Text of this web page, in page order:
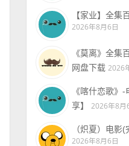
【家业】全集
2026年8月6日
《莫离》全集
网盘下载 2026
《喀什恋歌》
享】
2026年8月
（炽夏）电影
2026年8月6日